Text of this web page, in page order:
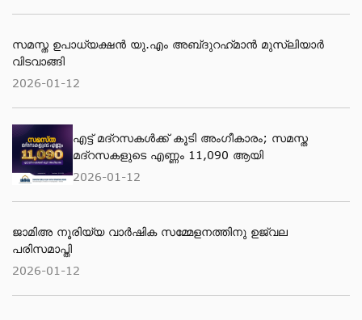
സമസ്ത ഉപാധ്യക്ഷൻ യു.എം അബ്‌ദുറഹ്‌മാൻ മുസ്‌ലിയാർ
വിടവാങ്ങി
2026-01-12
എട്ട് മദ്റസകള്‍ക്ക് കൂടി അംഗീകാരം; സമസ്ത
മദ്റസകളുടെ എണ്ണം 11,090 ആയി
2026-01-12
ജാമിഅ നൂരിയ്യ വാര്‍ഷിക സമ്മേളനത്തിനു ഉജ്വല
പരിസമാപ്തി
2026-01-12